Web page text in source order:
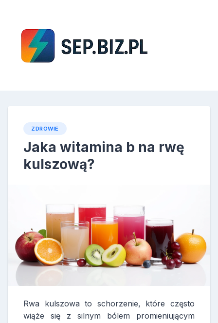
content
ZDROWIE
Jaka witamina b na rwę
kulszową?
Rwa kulszowa to schorzenie, które często
wiąże się z silnym bólem promieniującym